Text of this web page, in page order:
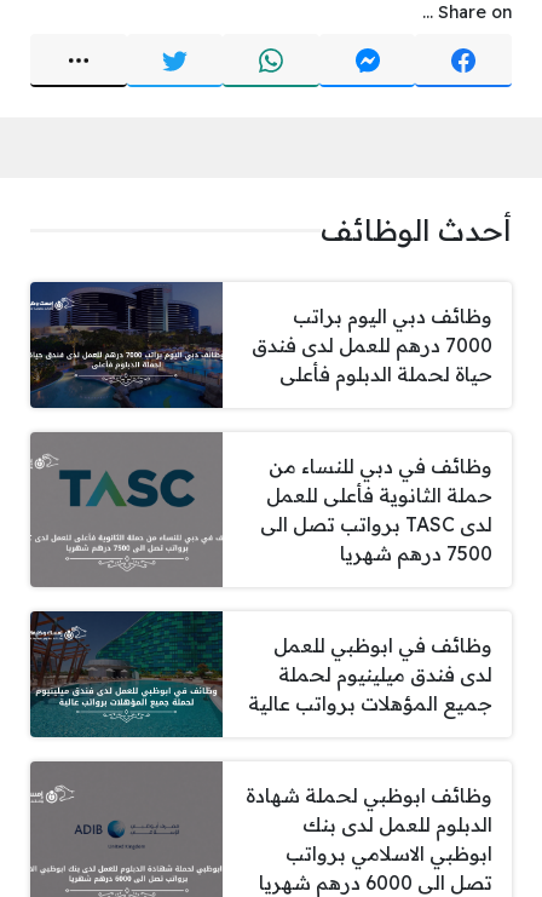
Share on ...
أحدث الوظائف
وظائف دبي اليوم براتب
7000 درهم للعمل لدى فندق
حياة لحملة الدبلوم فأعلى
وظائف في دبي للنساء من
حملة الثانوية فأعلى للعمل
لدى TASC برواتب تصل الى
7500 درهم شهريا
وظائف في ابوظبي للعمل
لدى فندق ميلينيوم لحملة
جميع المؤهلات برواتب عالية
وظائف ابوظبي لحملة شهادة
الدبلوم للعمل لدى بنك
ابوظبي الاسلامي برواتب
تصل الى 6000 درهم شهريا